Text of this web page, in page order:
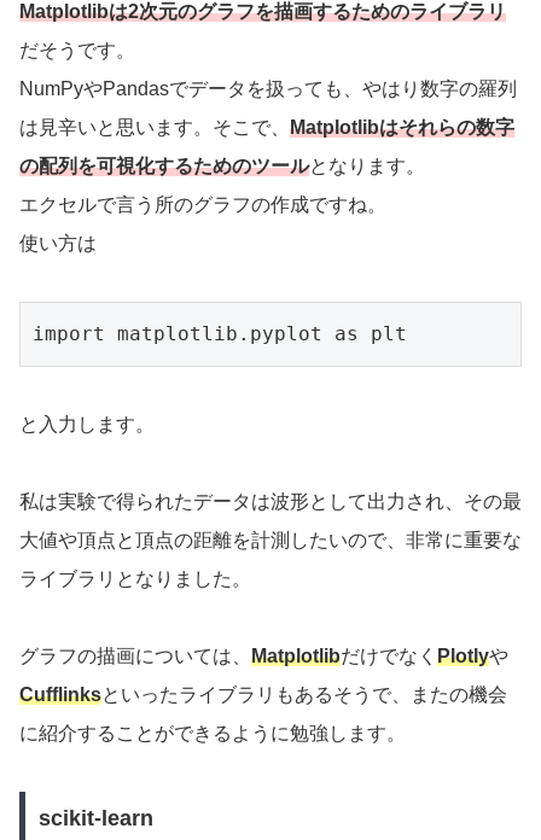
Matplotlibは2次元のグラフを描画するためのライブラリ
だそうです。
NumPyやPandasでデータを扱っても、やはり数字の羅列
は見辛いと思います。そこで、 Matplotlibはそれらの数字
の配列を可視化するためのツールとなります。
エクセルで言う所のグラフの作成ですね。
使い方は
import matplotlib.pyplot as plt
と入力します。
私は実験で得られたデータは波形として出力され、その最
大値や頂点と頂点の距離を計測したいので、非常に重要な
ライブラリとなりました。
グラフの描画については、 Matplotlibだけでなく Plotlyや
Cufflinksといったライブラリもあるそうで、またの機会
に紹介することができるように勉強します。
scikit-learn